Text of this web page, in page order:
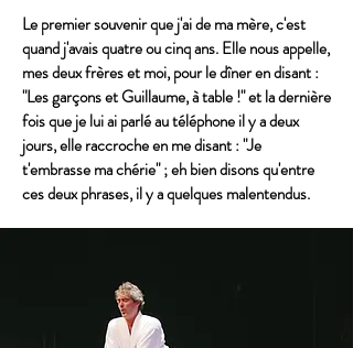
Le premier souvenir que j'ai de ma mère, c'est
quand j'avais quatre ou cinq ans. Elle nous appelle,
mes deux frères et moi, pour le dîner en disant :
"Les garçons et Guillaume, à table !" et la dernière
fois que je lui ai parlé au téléphone il y a deux
jours, elle raccroche en me disant : "Je
t'embrasse ma chérie" ; eh bien disons qu'entre
ces deux phrases, il y a quelques malentendus.